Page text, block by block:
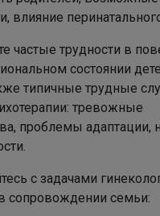
влияние
частые трудности в
состоянии
типичные трудные
тревожные
проблемы адаптации,
с задачами
сопровождении семьи: